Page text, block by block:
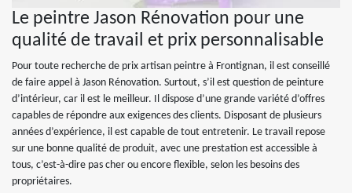
Le peintre Jason Rénovation pour une
qualité de travail et prix personnalisable
Pour toute recherche de prix artisan peintre à Frontignan, il est conseillé
de faire appel à Jason Rénovation. Surtout, s’il est question de peinture
d’intérieur, car il est le meilleur. Il dispose d’une grande variété d’offres
capables de répondre aux exigences des clients. Disposant de plusieurs
années d’expérience, il est capable de tout entretenir. Le travail repose
sur une bonne qualité de produit, avec une prestation est accessible à
tous, c’est-à-dire pas cher ou encore flexible, selon les besoins des
propriétaires.